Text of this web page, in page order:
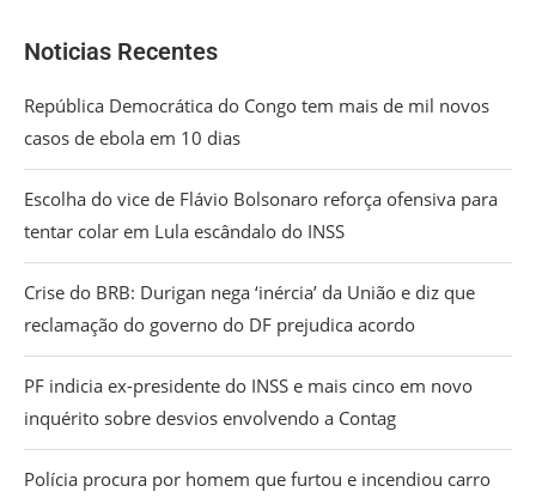
Noticias Recentes
República Democrática do Congo tem mais de mil novos
casos de ebola em 10 dias
Escolha do vice de Flávio Bolsonaro reforça ofensiva para
tentar colar em Lula escândalo do INSS
Crise do BRB: Durigan nega ‘inércia’ da União e diz que
reclamação do governo do DF prejudica acordo
PF indicia ex-presidente do INSS e mais cinco em novo
inquérito sobre desvios envolvendo a Contag
Polícia procura por homem que furtou e incendiou carro